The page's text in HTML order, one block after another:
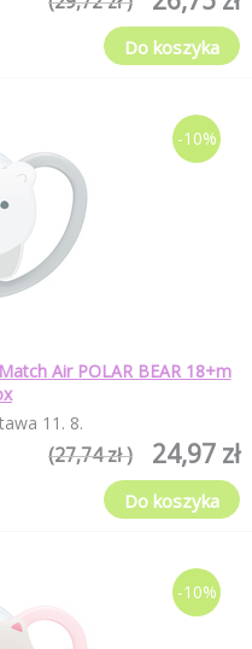
Do koszyka
-10%
Air POLAR BEAR 18+m
11 . 8.
24,97 zł
(27,74 zł )
Do koszyka
-10%